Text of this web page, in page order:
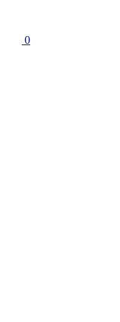
0